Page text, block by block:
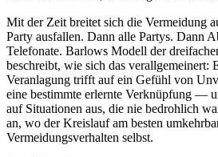
Mit der Zeit breitet sich die Vermeidung
Party ausfallen. Dann alle Partys. Dann
Telefonate. Barlows Modell der
beschreibt, wie sich das verallgemeinert:
Veranlagung trifft auf ein Gefühl von
eine bestimmte erlernte Verknüpfung —
auf Situationen aus, die nie bedrohlich
an, wo der Kreislauf am besten
Vermeidungsverhalten selbst.